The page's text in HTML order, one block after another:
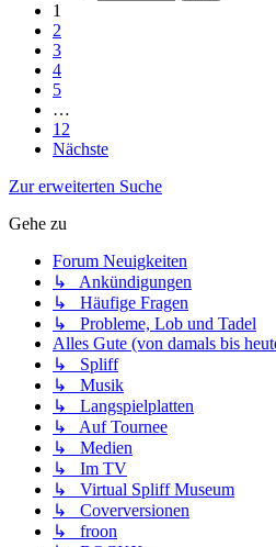
1
2
3
4
5
…
12
Nächste
Zur erweiterten Suche
Gehe zu
Forum Neuigkeiten
↳ Ankündigungen
↳ Häufige Fragen
↳ Probleme, Lob und Tadel
Alles Gute (von damals bis
↳ Spliff
↳ Musik
↳ Langspielplatten
↳ Auf Tournee
↳ Medien
↳ Im TV
↳ Virtual Spliff Museum
↳ Coverversionen
↳ froon